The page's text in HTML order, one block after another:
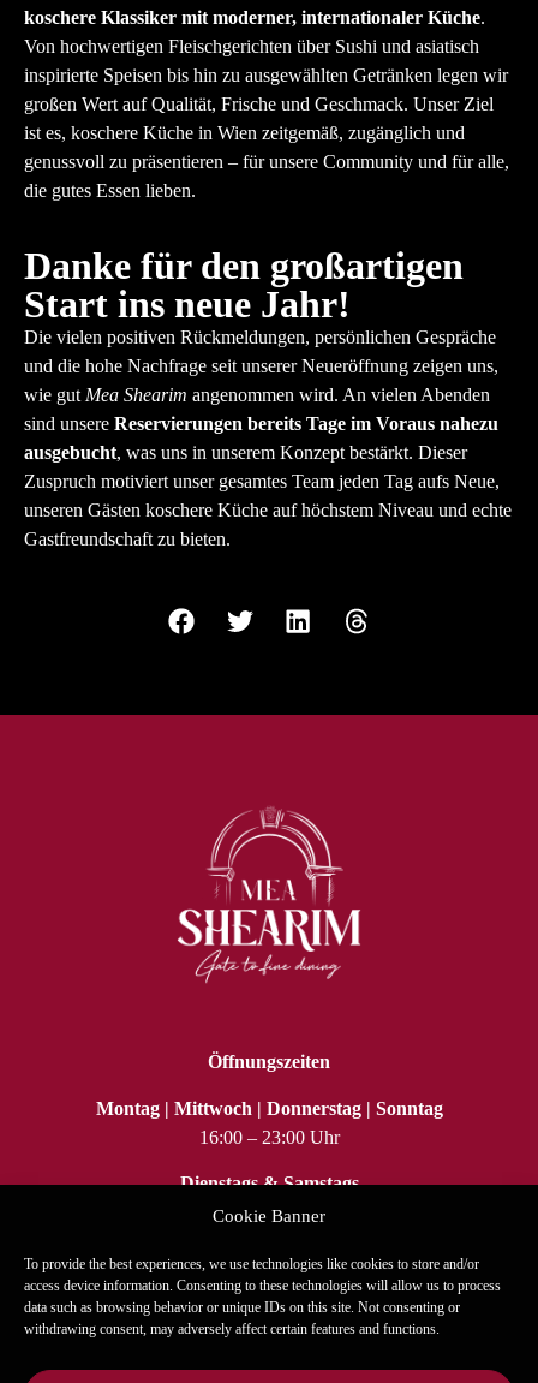
Cookie Banner
To provide the best experiences, we use technologies like cookies to store and/or
access device information. Consenting to these technologies will allow us to process
data such as browsing behavior or unique IDs on this site. Not consenting or
withdrawing consent, may adversely affect certain features and functions.
koschere Klassiker mit moderner, internationaler Küche.
Von hochwertigen Fleischgerichten über Sushi und asiatisch
inspirierte Speisen bis hin zu ausgewählten Getränken legen wir
großen Wert auf Qualität, Frische und Geschmack. Unser Ziel
ist es, koschere Küche in Wien zeitgemäß, zugänglich und
genussvoll zu präsentieren – für unsere Community und für alle,
die gutes Essen lieben.
Danke für den großartigen
Start ins neue Jahr!
Die vielen positiven Rückmeldungen, persönlichen Gespräche
und die hohe Nachfrage seit unserer Neueröffnung zeigen uns,
wie gut Mea Shearim angenommen wird. An vielen Abenden
sind unsere Reservierungen bereits Tage im Voraus nahezu
ausgebucht, was uns in unserem Konzept bestärkt. Dieser
Zuspruch motiviert unser gesamtes Team jeden Tag aufs Neue,
unseren Gästen koschere Küche auf höchstem Niveau und echte
Gastfreundschaft zu bieten.
Öffnungszeiten
Montag | Mittwoch | Donnerstag | Sonntag
16:00 – 23:00 Uhr
Dienstags & Samstags
geschlossen
Booking@mea-shearim.at
Heinestraße 25 | 1020 Wien